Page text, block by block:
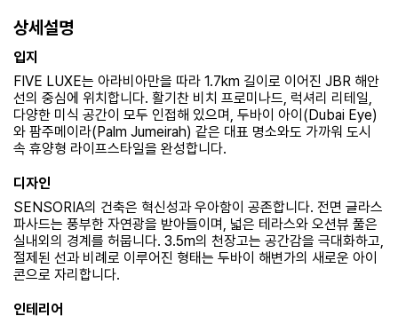
상세설명
입지
FIVE LUXE는 아라비아만을 따라 1.7km 길이로 이어진 JBR 해안
선의 중심에 위치합니다. 활기찬 비치 프로미나드, 럭셔리 리테일,
다양한 미식 공간이 모두 인접해 있으며, 두바이 아이(Dubai Eye)
와 팜주메이라(Palm Jumeirah) 같은 대표 명소와도 가까워 도시
속 휴양형 라이프스타일을 완성합니다.
디자인
SENSORIA의 건축은 혁신성과 우아함이 공존합니다. 전면 글라스
파사드는 풍부한 자연광을 받아들이며, 넓은 테라스와 오션뷰 풀은
실내외의 경계를 허뭅니다. 3.5m의 천장고는 공간감을 극대화하고,
절제된 선과 비례로 이루어진 형태는 두바이 해변가의 새로운 아이
콘으로 자리합니다.
인테리어